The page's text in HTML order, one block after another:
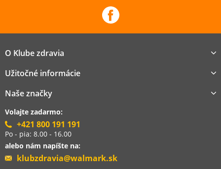
O Klube zdravia
Užitočné informácie
Naše značky
Volajte zadarmo:
+421 800 191 191
Po - pia: 8.00 - 16.00
alebo nám napíšte na:
klubzdravia@walmark.sk